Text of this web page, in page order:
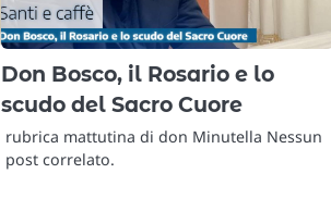
Don Bosco, il Rosario e lo
scudo del Sacro Cuore
rubrica mattutina di don Minutella Nessun
post correlato.